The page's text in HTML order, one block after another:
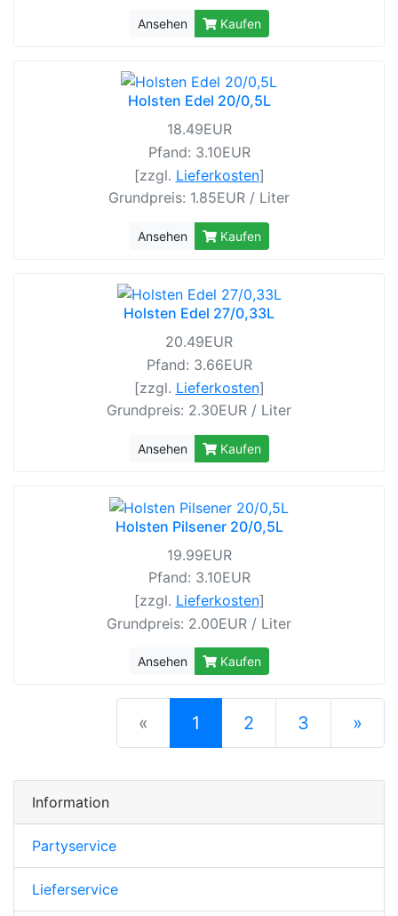
Ansehen Kaufen
Holsten Edel 20/0,5L
18.49EUR
Pfand: 3.10EUR
[zzgl. Lieferkosten]
Grundpreis: 1.85EUR / Liter
Ansehen Kaufen
Holsten Edel 27/0,33L
20.49EUR
Pfand: 3.66EUR
[zzgl. Lieferkosten]
Grundpreis: 2.30EUR / Liter
Ansehen Kaufen
Holsten Pilsener 20/0,5L
19.99EUR
Pfand: 3.10EUR
[zzgl. Lieferkosten]
Grundpreis: 2.00EUR / Liter
Ansehen Kaufen
« 1 (current)
2 3 »
Information
Partyservice
Lieferservice